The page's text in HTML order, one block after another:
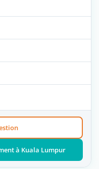
à Kuala Lumpur